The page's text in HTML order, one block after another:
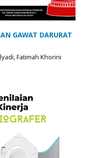
GAWAT DARURAT
Fatimah Khorini